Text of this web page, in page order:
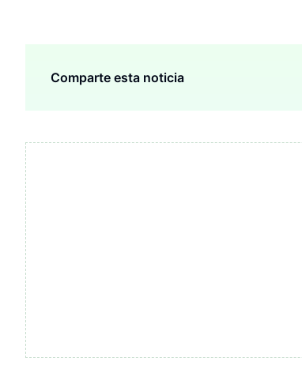
Comparte esta noticia